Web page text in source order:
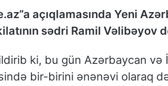
açıqlamasında Yeni
sədri Ramil Vəlibəyov
ki, bu gün Azərbaycan və
bir-birini ənənəvi olaraq